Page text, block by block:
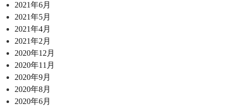
2021年6月
2021年5月
2021年4月
2021年2月
2020年12月
2020年11月
2020年9月
2020年8月
2020年6月